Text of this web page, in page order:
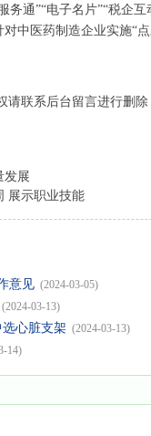
”“电子名片”“税企互
中医药制造企业实施“
请联系后台留言进行删除
发展
展示职业技能
意见 (2024-03-05)
(2024-03-13)
心脏支架 (2024-03-13)
14)